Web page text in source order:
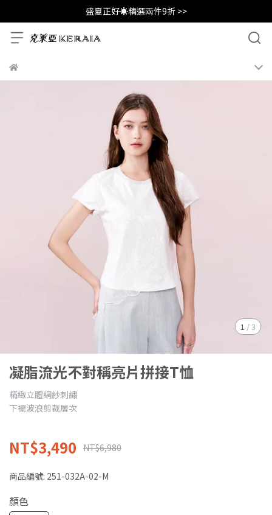
盛夏正好☀️精選兩件9折 >>
1 /3
凝脂流光不對稱亮片拼接T恤
精緻立體網紗刺繡
下襬波浪剪裁層次
NT$3,490 NT$6,980
商品編號: 251-032A-02-M
顏色